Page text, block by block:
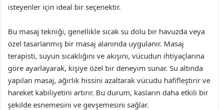
isteyenler için ideal bir seçenektir.
Bu masaj tekniği, genellikle sıcak su dolu bir havuzda veya
özel tasarlanmış bir masaj alanında uygulanır. Masaj
terapisti, suyun sıcaklığını ve akışını, vücudun ihtiyaçlarına
göre ayarlayarak, kişiye özel bir deneyim sunar. Su altında
yapılan masaj, ağırlık hissini azaltarak vücudu hafifleştirir ve
hareket kabiliyetini artırır. Bu durum, kasların daha etkili bir
şekilde esnemesini ve gevşemesini sağlar.